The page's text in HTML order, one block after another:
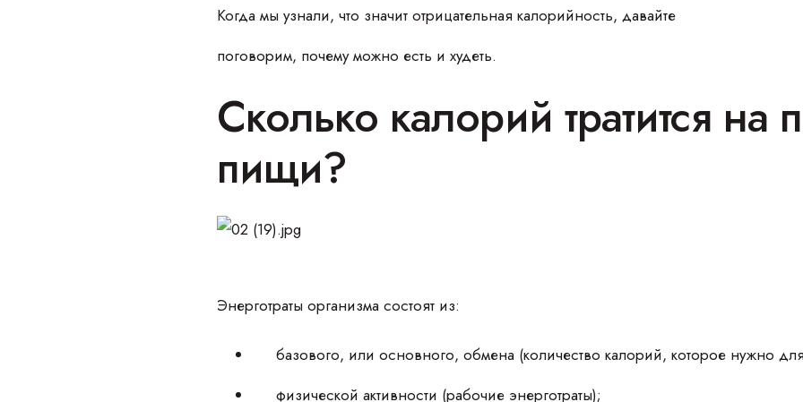
Когда мы узнали, что значит отрицательная калорийность, давайте
поговорим, почему можно есть и худеть.
Сколько калорий тратится на
пищи?
Энерготраты организма состоят из:
базового, или основного, обмена (количество калорий, которое нужно
физической активности (рабочие энерготраты);